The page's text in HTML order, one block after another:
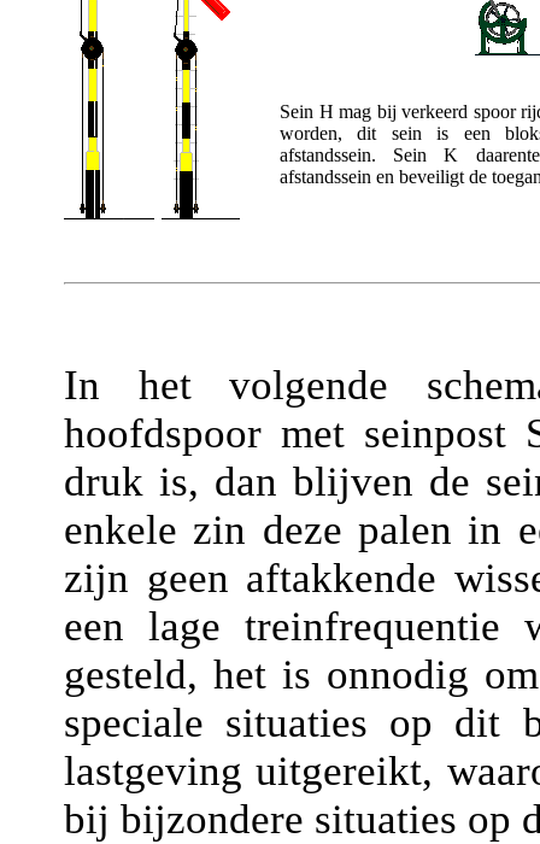
Sein H mag bij verkeerd spoor
worden, dit sein is een
afstandssein. Sein K
afstandssein en beveiligt de
In het volgende
hoofdspoor met
druk is, dan blijven de
enkele zin deze palen in
zijn geen aftakkende
een lage treinfrequentie
gesteld, het is onnodig
speciale situaties op dit
lastgeving uitgereikt,
bij bijzondere situaties op